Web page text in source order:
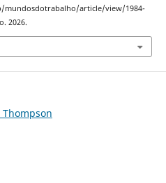
article/view/1984-
2026.
Thompson